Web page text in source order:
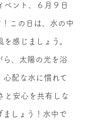
ベント、６月９日
！この日は、水の中
感じましょう。
ら、太陽の光を浴
心配な水に慣れて
と安心を共有しな
ましょう！水中で